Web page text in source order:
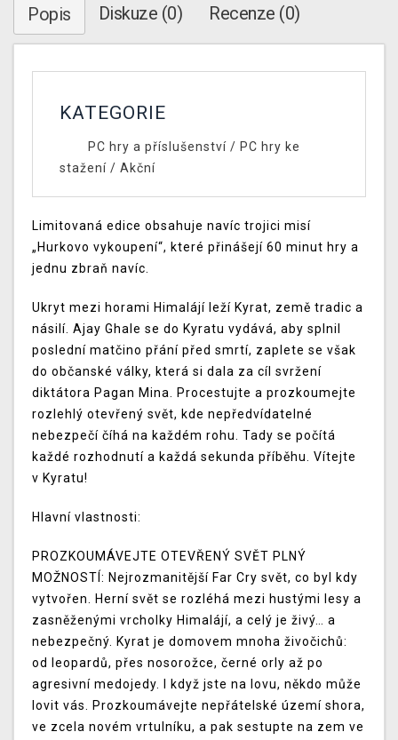
Popis Diskuze (0) Recenze (0)
KATEGORIE
PC hry a příslušenství/ PC hry ke
stažení / Akční
Limitovaná edice obsahuje navíc trojici misí
„Hurkovo vykoupení“, které přinášejí 60 minut hry a
jednu zbraň navíc.
Ukryt mezi horami Himalájí leží Kyrat, země tradic a
násilí. Ajay Ghale se do Kyratu vydává, aby splnil
poslední matčino přání před smrtí, zaplete se však
do občanské války, která si dala za cíl svržení
diktátora Pagan Mina. Procestujte a prozkoumejte
rozlehlý otevřený svět, kde nepředvídatelné
nebezpečí číhá na každém rohu. Tady se počítá
každé rozhodnutí a každá sekunda příběhu. Vítejte
v Kyratu!
Hlavní vlastnosti:
PROZKOUMÁVEJTE OTEVŘENÝ SVĚT PLNÝ
MOŽNOSTÍ: Nejrozmanitější Far Cry svět, co byl kdy
vytvořen. Herní svět se rozléhá mezi hustými lesy a
zasněženými vrcholky Himalájí, a celý je živý… a
nebezpečný. Kyrat je domovem mnoha živočichů:
od leopardů, přes nosorožce, černé orly až po
agresivní medojedy. I když jste na lovu, někdo může
lovit vás. Prozkoumávejte nepřátelské území shora,
ve zcela novém vrtulníku, a pak sestupte na zem ve